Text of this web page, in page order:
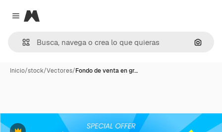
Close menu
Magnific
Inicio/stock/Vectores/Fondo de venta en gr…